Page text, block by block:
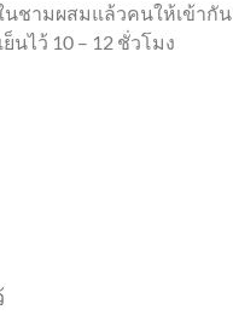
นชามผสมแล้วคนให้เข้ากัน
ไว้ 10 – 12 ชั่วโมง